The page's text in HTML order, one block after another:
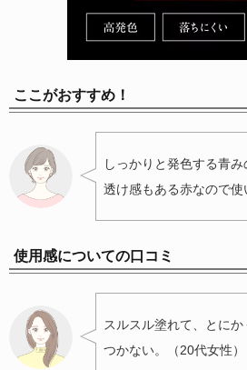
ここがおすすめ！
しっかりと発色する青み
透け感もある赤なので使
使用感についての口コミ
スルスル塗れて、とに
つかない。（20代女性）